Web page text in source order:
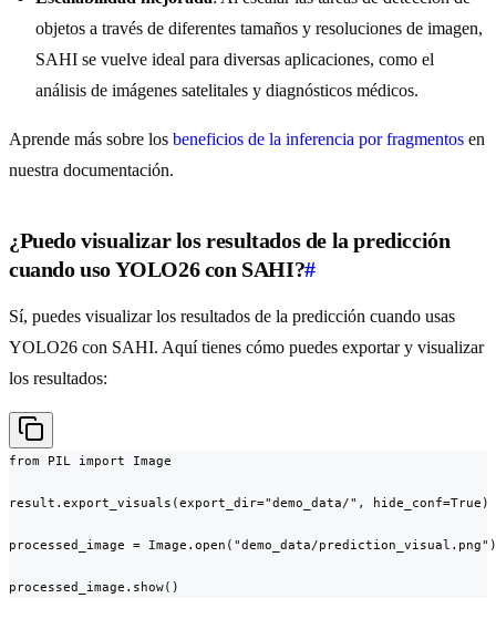
objetos a través de diferentes tamaños y resoluciones de imagen,
SAHI se vuelve ideal para diversas aplicaciones, como el
análisis de imágenes satelitales y diagnósticos médicos.
Aprende más sobre los beneficios de la inferencia por fragmentos en
nuestra documentación.
¿Puedo visualizar los resultados de la predicción
cuando uso YOLO26 con SAHI?#
Sí, puedes visualizar los resultados de la predicción cuando usas
YOLO26 con SAHI. Aquí tienes cómo puedes exportar y visualizar
los resultados:
from PIL import Image
result.export_visuals(export_dir="demo_data/", hide_conf=True)
processed_image = Image.open("demo_data/prediction_visual.png")
processed_image.show()